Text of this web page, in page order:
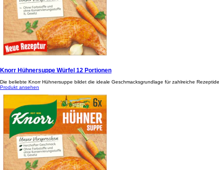
Knorr Hühnersuppe Würfel 12 Portionen
Die beliebte Knorr Hühnersuppe bildet die ideale Geschmacksgrundlage für zahlreiche
Produkt ansehen